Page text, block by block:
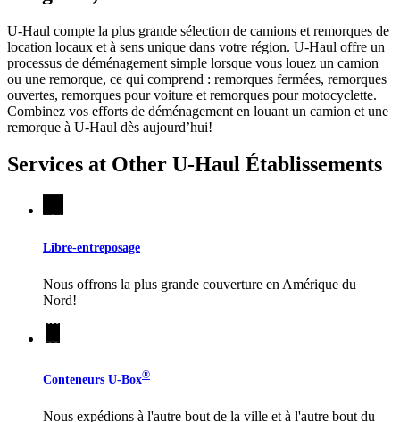
U-Haul compte la plus grande sélection de camions et remorques de
location locaux et à sens unique dans votre région. U-Haul offre un
processus de déménagement simple lorsque vous louez un camion
ou une remorque, ce qui comprend : remorques fermées, remorques
ouvertes, remorques pour voiture et remorques pour motocyclette.
Combinez vos efforts de déménagement en louant un camion et une
remorque à U-Haul dès aujourd’hui!
Services at Other U-Haul Établissements
Libre-entreposage
Nous offrons la plus grande couverture en Amérique du
Nord!
Conteneurs U-Box®
Nous expédions à l'autre bout de la ville et à l'autre bout du